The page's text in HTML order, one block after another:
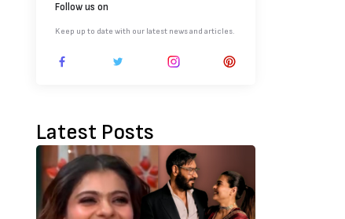
Follow us on
Keep up to date with our latest news and articles.
Latest Posts